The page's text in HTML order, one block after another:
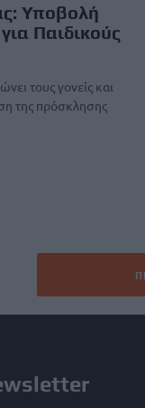
Υποβολή
Παιδικούς
τους γονείς και
της πρόσκλησης